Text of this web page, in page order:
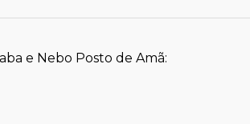
e Nebo Posto de Amã: